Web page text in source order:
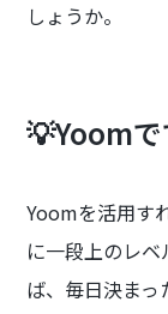
しょうか。
💡Yoom
Yoomを活用す
に一段上のレ
ば、毎日決ま